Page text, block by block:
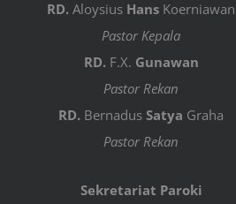
RD. Aloysius Hans Koerniawan
Pastor Kepala
RD.F.X. Gunawan
Pastor Rekan
RD. BernadusSatya Graha
Pastor Rekan
Sekretariat Paroki